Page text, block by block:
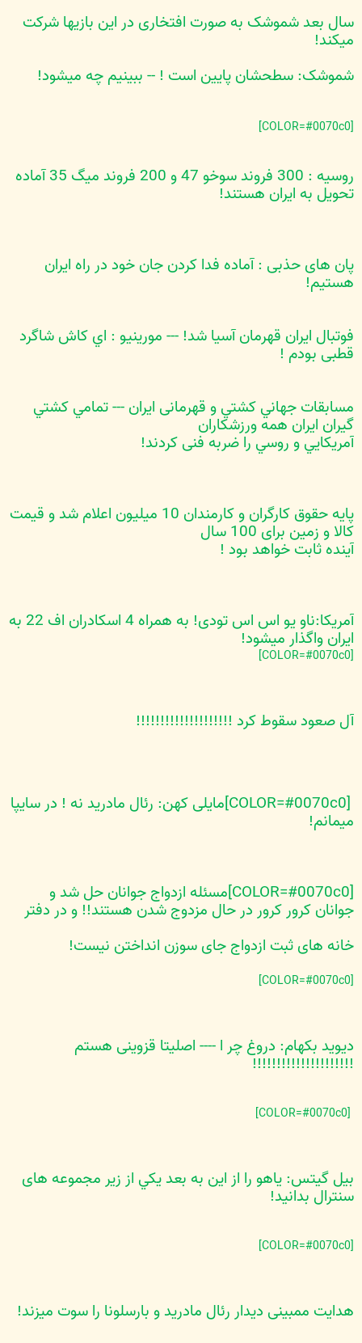
سال بعد شموشک به صورت افتخاری در اين بازيها شرکت
ميکند!
شموشک: سطحشان پايين است ! -- ببينيم چه ميشود!
روسيه : 300 فروند سوخو 47 و 200 فروند ميگ 35 آماده
تحويل به ايران هستند!
پان های حذبی : آماده فدا کردن جان خود در راه ايران
هستيم!
فوتبال ايران قهرمان آسيا شد! --- مورينيو : اي کاش شاگرد
قطبی بودم !
مسابقات جهاني کشتي و قهرمانی ايران --- تمامي کشتي
گيران ايران همه ورزشکاران
آمريکايي و روسي را ضربه فنی کردند!
پایه حقوق کارگران و کارمندان 10 میلیون اعلام شد و قیمت
کالا و زمین برای 100 سال
آینده ثابت خواهد بود !
آمریکا:ناو یو اس اس تودی! به همراه 4 اسکادران اف 22 به
ایران واگذار میشود!
آل صعود سقوط کرد !!!!!!!!!!!!!!!!!!!!
[COLOR=#0070c0]مايلی کهن: رئال مادريد نه ! در سايپا
ميمانم!
[COLOR=#0070c0]مسئله ازدواج جوانان حل شد و
جوانان کرور کرور در حال مزدوج شدن هستند!! و در دفتر
خانه های ثبت ازدواج جای سوزن انداختن نیست!
دیوید بکهام: دروغ چر ا ---- اصلیتا قزوینی هستم
!!!!!!!!!!!!!!!!!!!!!
بيل گيتس: ياهو را از اين به بعد يکي از زير مجموعه های
سنترال بدانيد!
هدايت ممبينی ديدار رئال مادريد و بارسلونا را سوت ميزند!